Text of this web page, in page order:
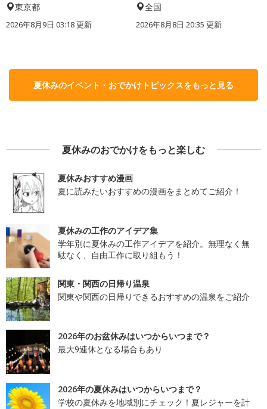
東京都
2026年8月9日 03:18更新
全国
2026年8月8日 20:35 更新
夏休みのイベント・おでかけトピックスをもっと見る
夏休みのおでかけをもっと楽しむ
夏休みおすすめ漫画
夏に読みたいおすすめの漫画をまとめてご紹介！
夏休みの工作のアイデア集
学年別に夏休みの工作アイデアを紹介。無理なく無
駄なく、自由工作に取り組もう！
関東・関西の日帰り温泉
関東や関西の日帰りできるおすすめの温泉をご紹介
2026年のお盆休みはいつからいつまで？
最大9連休となる場合もあり
2026年の夏休みはいつからいつまで？
学校の夏休みを地域別にチェック！夏レジャーを計